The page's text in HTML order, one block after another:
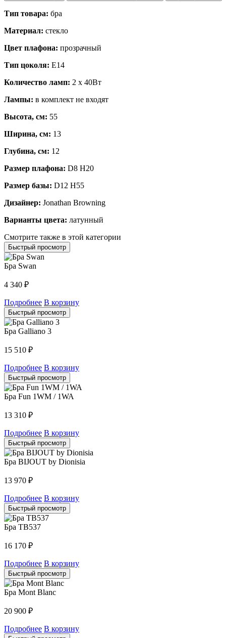
Тип товара: бра
Материал: стекло
Цвет плафона: прозрачный
Тип цоколя: E14
Количество ламп: 2 x 40Вт
Лампы: в комплект не входят
Высота, см: 55
Ширина, см: 13
Глубина, см: 12
Размер плафона: D8 H20
Размер базы: D12 H55
Дизайнер: Jonathan Browning
Варианты цвета: латунный
Смотрите также в этой категории
Быстрый просмотр
Бра Swan
4 340 ₽
Подробнее В корзину
Быстрый просмотр
Бра Galliano 3
15 510 ₽
Подробнее В корзину
Быстрый просмотр
Бра Fun 1WM / 1WA
13 310 ₽
Подробнее В корзину
Быстрый просмотр
Бра BIJOUT by Dionisia
13 970 ₽
Подробнее В корзину
Быстрый просмотр
Бра TB537
16 170 ₽
Подробнее В корзину
Быстрый просмотр
Бра Mont Blanc
20 900 ₽
Подробнее В корзину